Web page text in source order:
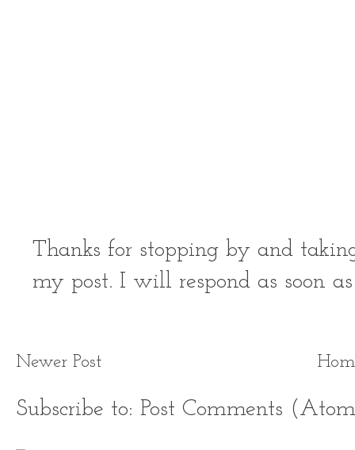
Thanks for stopping by and
my post. I will respond as soon
Newer Post
Subscribe to: Post Comments